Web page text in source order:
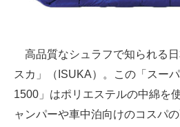
高品質なシュラフで知られる
スカ」（ISUKA）。この「スー
1500」はポリエステルの中綿を
ャンパーや車中泊向けのコスパ